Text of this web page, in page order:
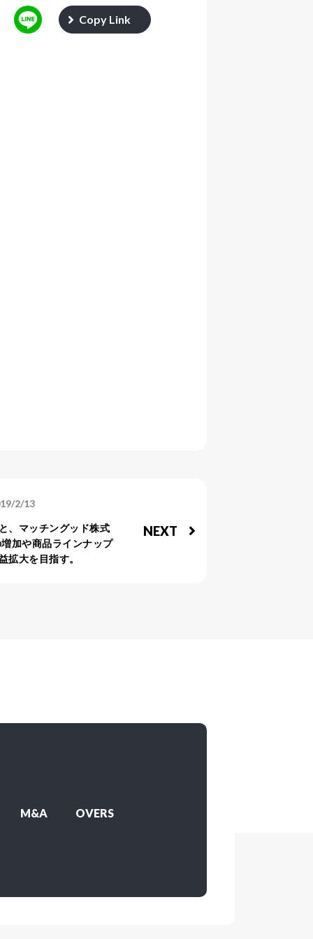
Copy Link
NEXT
2/13
、マッチングッド株式
加や商品ラインナップ
拡大を目指す。
M&A OVERS